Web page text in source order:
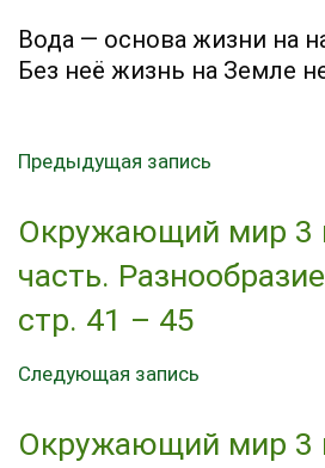
Вода — основа жизни на
Без неё жизнь на Земле
Предыдущая запись
Окружающий мир 3
часть.
стр. 41 – 45
Следующая запись
Окружающий мир 3